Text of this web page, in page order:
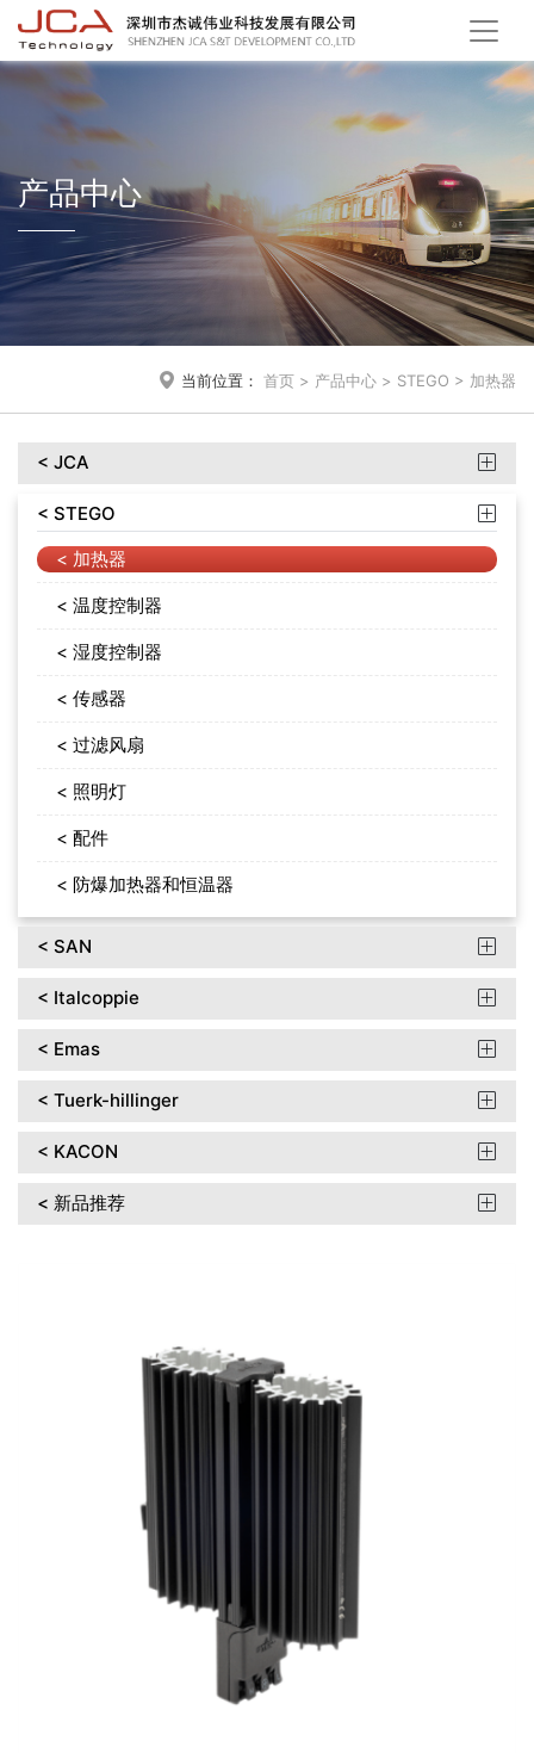
产品中心
 当前位置： 首页 > 产品中心 > STEGO > 加热器
< JCA 
< STEGO 
< 加热器
< 温度控制器
< 湿度控制器
< 传感器
< 过滤风扇
< 照明灯
< 配件
< 防爆加热器和恒温器
< SAN 
< Italcoppie 
< Emas 
< Tuerk-hillinger 
< KACON 
< 新品推荐 